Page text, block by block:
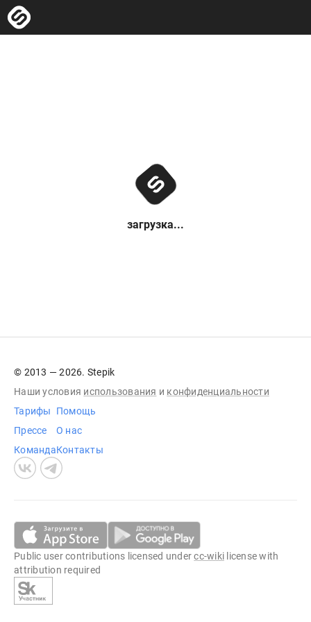
загрузка...
© 2013 — 2026. Stepik
Наши условия использования и конфиденциальности
Тарифы
Прессе
Команда
Помощь
О нас
Контакты
Public user contributions licensed undercc-wiki license with
attribution required